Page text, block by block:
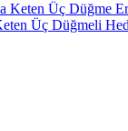
Keten Üç Düğme
Üç Düğmeli